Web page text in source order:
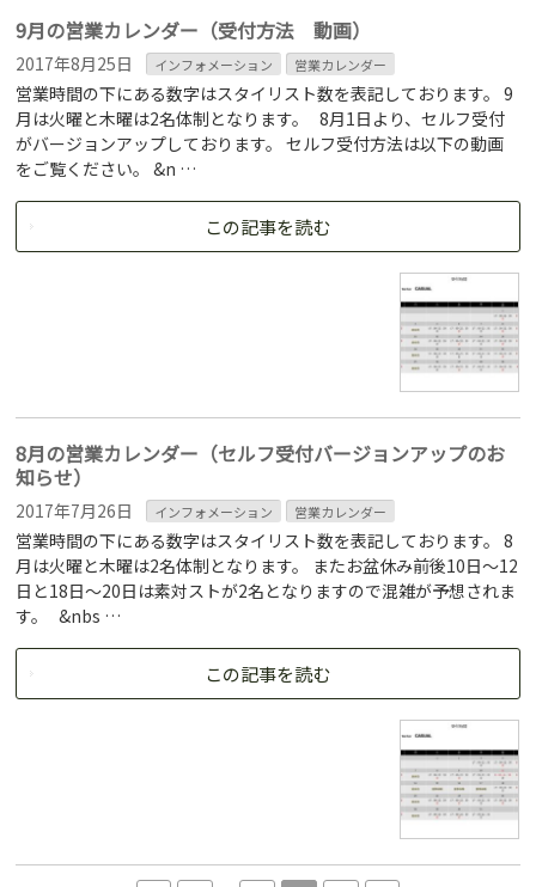
9月の営業カレンダー（受付方法 動画）
2017年8月25日 インフォメーション 営業カレンダー
営業時間の下にある数字はスタイリスト数を表記しております。 9
月は火曜と木曜は2名体制となります。 8月1日より、セルフ受付
がバージョンアップしております。 セルフ受付方法は以下の動画
をご覧ください。 &n …
この記事を読む
8月の営業カレンダー（セルフ受付バージョンアップのお
知らせ）
2017年7月26日 インフォメーション 営業カレンダー
営業時間の下にある数字はスタイリスト数を表記しております。 8
月は火曜と木曜は2名体制となります。 またお盆休み前後10日〜12
日と18日～20日は素対ストが2名となりますので混雑が予想されま
す。 &nbs …
この記事を読む